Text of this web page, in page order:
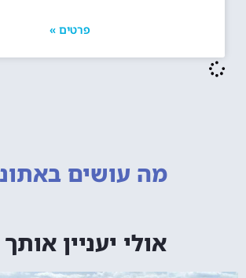
מה עושים באתונה?
אולי יעניין אותך גם